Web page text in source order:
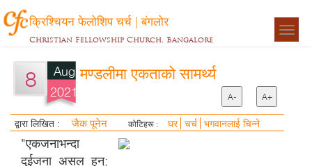
क्रिश्चियन फेलोशिप चर्च | बंगलोर
Christian Fellowship Church, Bangalore
8
Aug
2021
मण्डलीमा एकताको सामर्थ्य
A- A+
द्वारा लिखित : जैक पूनेन कोटिहरू : घर चर्च भगवानलाई चिन्ने
"एकजनाभन्दा
दुईजना असल हुन्;